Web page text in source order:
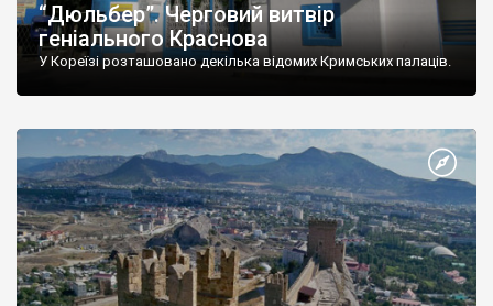
“Дюльбер”. Черговий витвір
геніального Краснова
У Кореїзі розташовано декілька відомих Кримських палаців.